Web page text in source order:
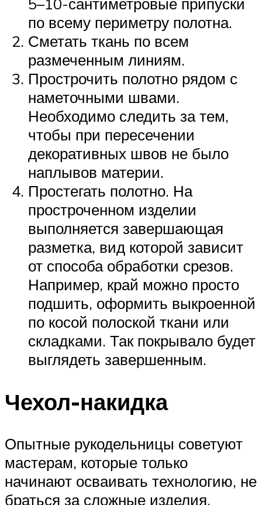
по всему периметру полотна.
Сметать ткань по всем
размеченным линиям.
Прострочить полотно рядом с
наметочными швами.
Необходимо следить за тем,
чтобы при пересечении
декоративных швов не было
наплывов материи.
Простегать полотно. На
простроченном изделии
выполняется завершающая
разметка, вид которой зависит
от способа обработки срезов.
Например, край можно просто
подшить, оформить выкроенной
по косой полоской ткани или
складками. Так покрывало будет
выглядеть завершенным.
Чехол-накидка
Опытные рукодельницы советуют
мастерам, которые только
начинают осваивать технологию, не
браться за сложные изделия.